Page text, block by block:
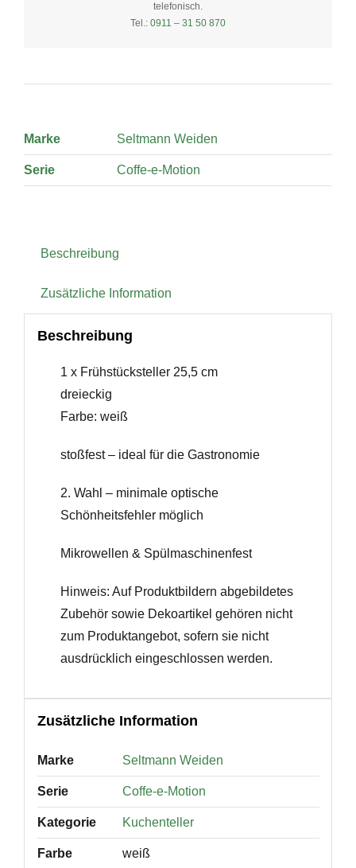
telefonisch.
Tel.: 0911 – 31 50 870
Marke Seltmann Weiden
Serie Coffe-e-Motion
Beschreibung
Zusätzliche Information
Beschreibung
1 x Frühstücksteller 25,5 cm
dreieckig
Farbe: weiß
stoßfest – ideal für die Gastronomie
2. Wahl – minimale optische
Schönheitsfehler möglich
Mikrowellen & Spülmaschinenfest
Hinweis: Auf Produktbildern abgebildetes
Zubehör sowie Dekoartikel gehören nicht
zum Produktangebot, sofern sie nicht
ausdrücklich eingeschlossen werden.
Zusätzliche Information
Marke Seltmann Weiden
Serie Coffe-e-Motion
Kategorie Kuchenteller
Farbe weiß